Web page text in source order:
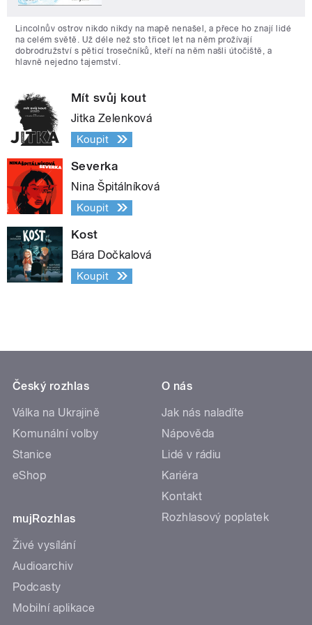
Lincolnův ostrov nikdo nikdy na mapě nenašel, a přece ho znají lidé
na celém světě. Už déle než sto třicet let na něm prožívají
dobrodružství s pěticí trosečníků, kteří na něm našli útočiště, a
hlavně nejedno tajemství.
Mít svůj kout
Jitka Zelenková
Koupit
Severka
Nina Špitálníková
Koupit
Kost
Bára Dočkalová
Koupit
Český rozhlas
Válka na Ukrajině
Komunální volby
Stanice
eShop
mujRozhlas
Živé vysílání
Audioarchiv
Podcasty
Mobilní aplikace
O nás
Jak nás naladíte
Nápověda
Lidé v rádiu
Kariéra
Kontakt
Rozhlasový poplatek